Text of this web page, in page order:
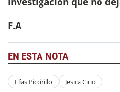
F.A
EN ESTA NOTA
Elías Piccirillo Jesica Cirio